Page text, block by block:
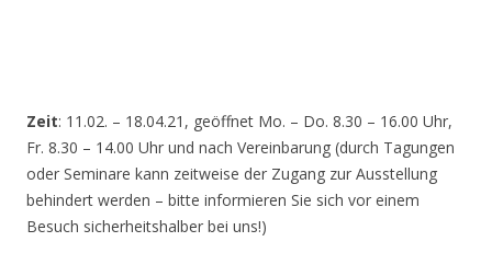
Zeit: 11.02. – 18.04.21, geöffnet Mo. – Do. 8.30 – 16.00 Uhr,
Fr. 8.30 – 14.00 Uhr und nach Vereinbarung (durch Tagungen
oder Seminare kann zeitweise der Zugang zur Ausstellung
behindert werden – bitte informieren Sie sich vor einem
Besuch sicherheitshalber bei uns!)